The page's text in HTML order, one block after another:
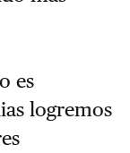
es
logremos